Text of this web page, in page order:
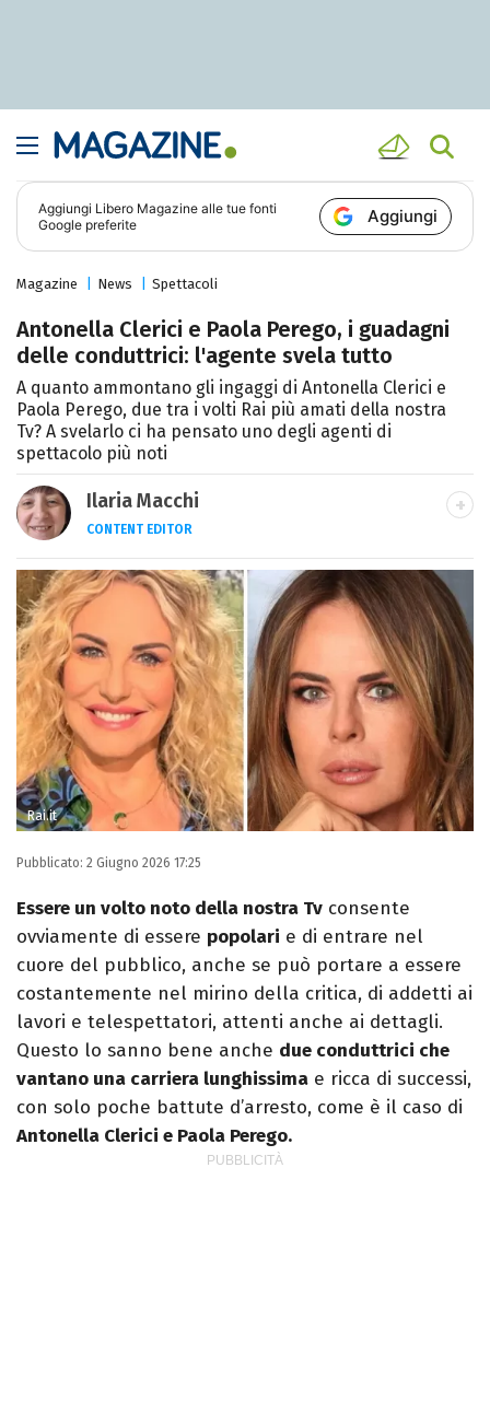
Aggiungi Libero Magazine alle tue fonti
Google preferite
Aggiungi
Magazine News Spettacoli
Antonella Clerici e Paola Perego, i guadagni
delle conduttrici: l'agente svela tutto
A quanto ammontano gli ingaggi di Antonella Clerici e
Paola Perego, due tra i volti Rai più amati della nostra
Tv? A svelarlo ci ha pensato uno degli agenti di
spettacolo più noti
Ilaria Macchi
CONTENT EDITOR
Laureata in Linguaggi dei Media, amo il
giornalismo, il calcio, la TV e la moda, dove
cerco sempre le ultime tendenze.
Rai.it
Pubblicato: 2 Giugno 2026 17:25
Essere un volto noto della nostra Tv consente
ovviamente di essere popolari e di entrare nel
cuore del pubblico, anche se può portare a essere
costantemente nel mirino della critica, di addetti ai
lavori e telespettatori, attenti anche ai dettagli.
Questo lo sanno bene anche due conduttrici che
vantano una carriera lunghissima e ricca di successi,
con solo poche battute d’arresto, come è il caso di
Antonella Clerici e Paola Perego.